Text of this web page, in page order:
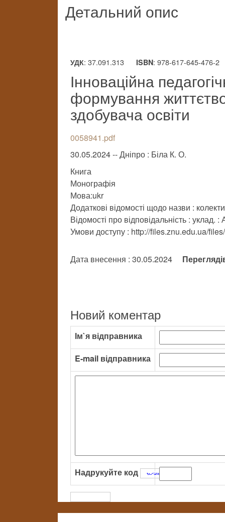
Детальний опис
УДК: 37.091.313 ISBN: 978-617-645-476-2
Інноваційна
формування
здобувача освіти
0058941.pdf
30.05.2024 -- Дніпро : Біла К. О.
Книга
Монографія
Мова:ukr
Додаткові відомості щодо назви :
Відомості про відповідальність : уклад.
Умови доступу : http://files.znu.edu.ua/
Дата внесення : 30.05.2024
Новий коментар
Ім`я відправника
E-mail відправника
Надрукуйте код